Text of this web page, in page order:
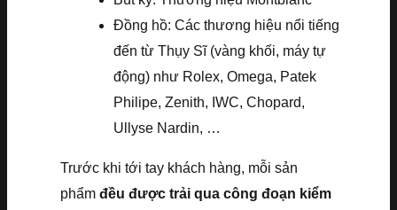
Đồng hồ: Các thương hiệu nổi tiếng
đến từ Thụy Sĩ (vàng khối, máy tự
động) như Rolex, Omega, Patek
Philipe, Zenith, IWC, Chopard,
Ullyse Nardin, …
Trước khi tới tay khách hàng, mỗi sản
phẩm đều được trải qua công đoạn kiểm